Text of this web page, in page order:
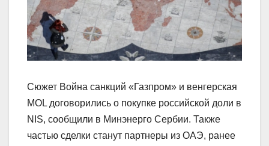
Сюжет Война санкций «Газпром» и венгерская
MOL договорились о покупке российской доли в
NIS, сообщили в Минэнерго Сербии. Также
частью сделки станут партнеры из ОАЭ, ранее